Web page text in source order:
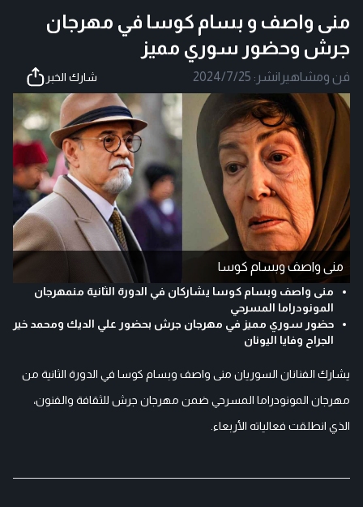
منى واصف و بسام كوسا في مهرجان
جرش وحضور سوري مميز
فن ومشاهير |نشر: 2024/7/25 شارك الخبر
منى واصف وبسام كوسا
منى واصف وبسام كوسا يشاركان في الدورة الثانية منمهرجان
المونودراما المسرحي
حضور سوري مميز في مهرجان جرش بحضور علي الديك ومحمد خير
الجراح وفايا اليونان
يشارك الفنانان السوريان منى واصف وبسام كوسا في الدورة الثانية من
مهرجان المونودراما المسرحي ضمن مهرجان جرش للثقافة والفنون،
الذي انطلقت فعالياته الأربعاء.